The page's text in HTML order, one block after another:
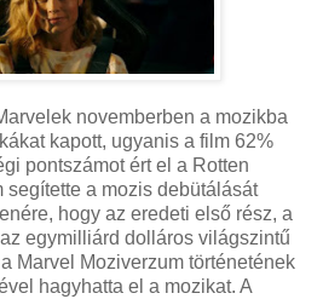
novemberben a mozikba
kapott, ugyanis a film 62%
pontszámot ért el a Rotten
segítette a mozis debütálását
hogy az eredeti első rész, a
egymilliárd dolláros világszintű
Marvel Moziverzum történetének
hagyhatta el a mozikat. A